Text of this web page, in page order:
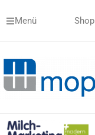
InhaltMenü Shop